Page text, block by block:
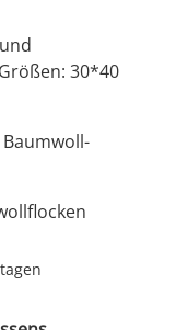
Größen: 30*40